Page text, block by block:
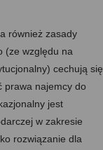
również zasady
(ze względu na
cechują się
prawa najemcy do
jest
w zakresie
rozwiązanie dla